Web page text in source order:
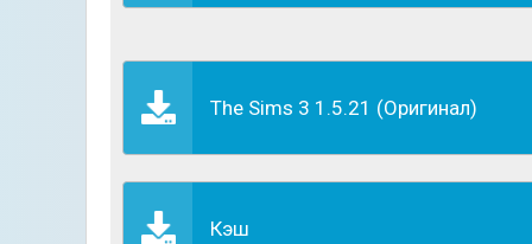
Предстоит выбрать престижную, хорошо
реальной жизни, герой имеет свои личные
The Sims 3 1.5.21 (Оригинал)
Кэш